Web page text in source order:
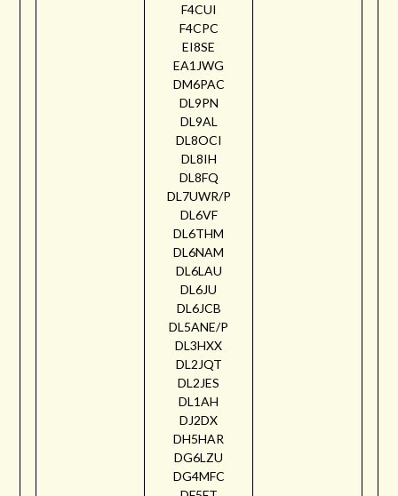
F4CUI
F4CPC
EI8SE
EA1JWG
DM6PAC
DL9PN
DL9AL
DL8OCI
DL8IH
DL8FQ
DL7UWR/P
DL6VF
DL6THM
DL6NAM
DL6LAU
DL6JU
DL6JCB
DL5ANE/P
DL3HXX
DL2JQT
DL2JES
DL1AH
DJ2DX
DH5HAR
DG6LZU
DG4MFC